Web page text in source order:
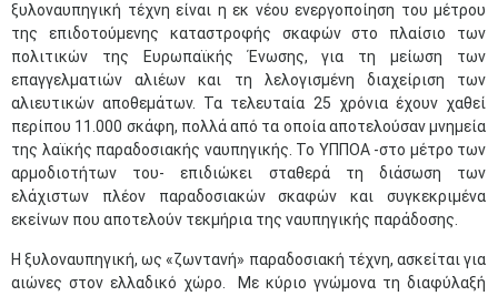
ξυλοναυπηγική τέχνη είναι η εκ νέου ενεργοποίηση του μέτρου
της επιδοτούμενης καταστροφής σκαφών στο πλαίσιο των
πολιτικών της Ευρωπαϊκής Ένωσης, για τη μείωση των
επαγγελματιών αλιέων και τη λελογισμένη διαχείριση των
αλιευτικών αποθεμάτων. Τα τελευταία 25 χρόνια έχουν χαθεί
περίπου 11.000 σκάφη, πολλά από τα οποία αποτελούσαν μνημεία
της λαϊκής παραδοσιακής ναυπηγικής. Το ΥΠΠΟΑ -στο μέτρο των
αρμοδιοτήτων του- επιδιώκει σταθερά τη διάσωση των
ελάχιστων πλέον παραδοσιακών σκαφών και συγκεκριμένα
εκείνων που αποτελούν τεκμήρια της ναυπηγικής παράδοσης.
Η ξυλοναυπηγική, ως «ζωντανή» παραδοσιακή τέχνη, ασκείται για
αιώνες στον ελλαδικό χώρο. Με κύριο γνώμονα τη διαφύλαξή